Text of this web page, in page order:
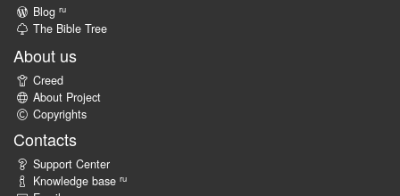
Blog ru
The Bible Tree
About us
Creed
About Project
Copyrights
Contacts
Support Center
Knowledge base ru